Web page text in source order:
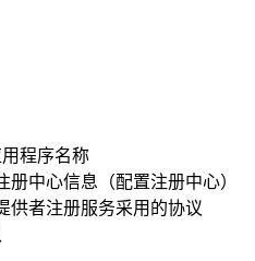
用程序名称
册中心信息（配置注册中心）
供者注册服务采用的协议